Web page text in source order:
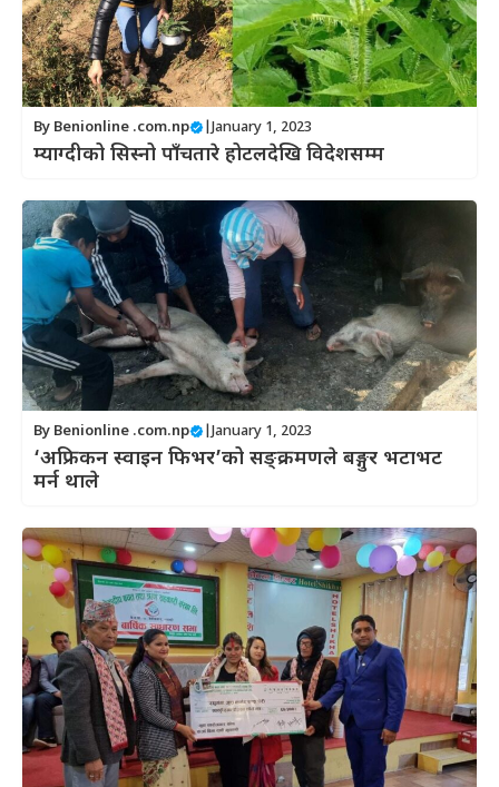
By Benionline .com.np January 1, 2023
म्याग्दीको सिस्नो पाँचतारे होटलदेखि विदेशसम्म
By Benionline .com.np January 1, 2023
‘अफ्रिकन स्वाइन फिभर’को सङ्क्रमणले बङ्गुर भटाभट
मर्न थाले